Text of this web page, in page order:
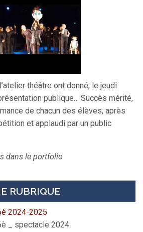
théâtre ont donné, le jeudi
publique… Succès mérité,
de chacun des élèves, après
et applaudi par un public
dans le portfolio
RUBRIQUE
2024-2025
_ spectacle 2024